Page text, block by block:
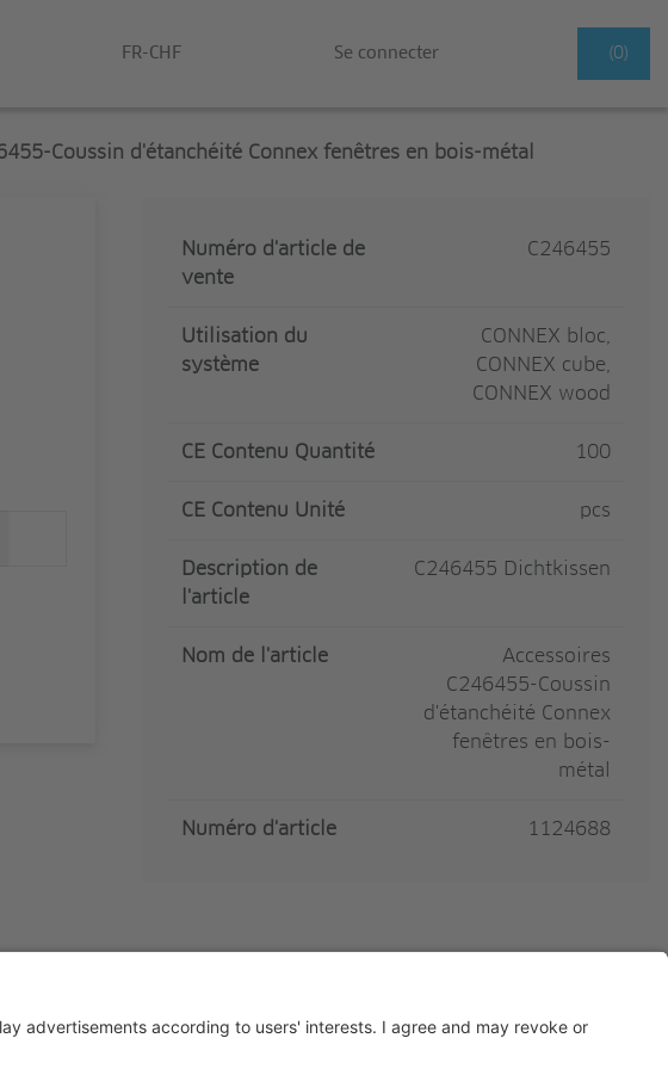
FR-CHF Se connecter (0)
Coussin d'étanchéité Connex fenêtres en bois-métal
Numéro d'article de
vente
C246455
Utilisation du
système
CONNEX bloc,
CONNEX cube,
CONNEX wood
CE Contenu Quantité 100
CE Contenu Unité pcs
Description de
l'article
C246455 Dichtkissen
Nom de l'article
Accessoires
C246455-Coussin
d'étanchéité Connex
fenêtres en bois-
métal
Numéro d'article 1124688